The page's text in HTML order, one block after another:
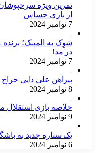
تمرین ویژه
از بازی حساس
7 نوامبر 2024
شوک به المپیک؛
درآمد!
7 نوامبر 2024
پیراهن علی دایی
8 نوامبر 2024
خلاصه بازی استقلال
9 نوامبر 2024
یک ستاره جدید به
6 نوامبر 2024